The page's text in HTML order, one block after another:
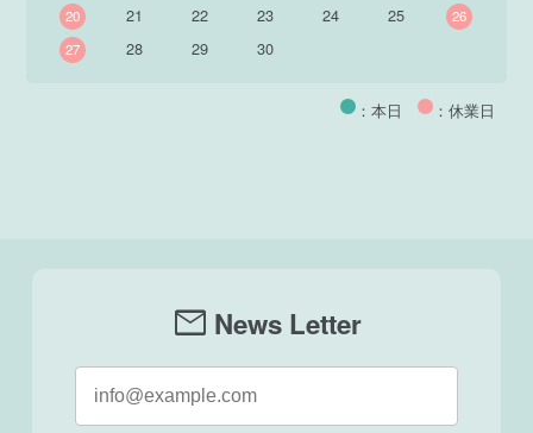
20
21 22 23 24 25
26
27
28 29 30
：本日 ：休業日
mail News Letter